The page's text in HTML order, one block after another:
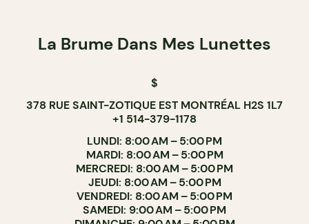
La Brume Dans Mes Lunettes
$
378 RUE SAINT-ZOTIQUE EST MONTRÉAL H2S 1L7
+1 514-379-1178
LUNDI: 8:00 AM – 5:00 PM
MARDI: 8:00 AM – 5:00 PM
MERCREDI: 8:00 AM – 5:00 PM
JEUDI: 8:00 AM – 5:00 PM
VENDREDI: 8:00 AM – 5:00 PM
SAMEDI: 9:00 AM – 5:00 PM